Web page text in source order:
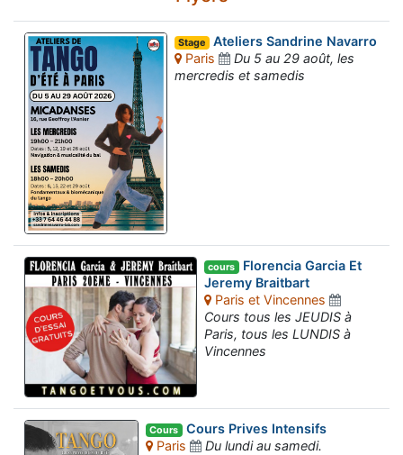
Stage Ateliers Sandrine Navarro
Paris
Du 5 au 29 août, les
mercredis et samedis
cours Florencia Garcia Et
Jeremy Braitbart
Paris et Vincennes
Cours tous les JEUDIS à
Paris, tous les LUNDIS à
Vincennes
Cours Cours Prives Intensifs
Paris
Du lundi au samedi.